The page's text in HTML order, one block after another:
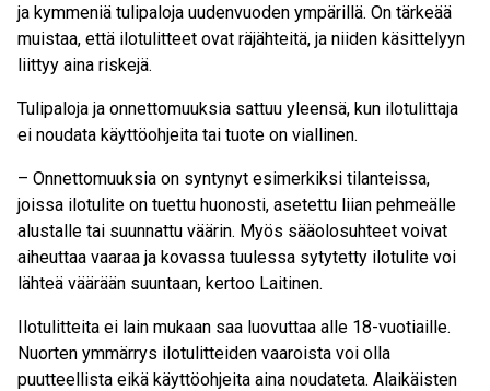
ja kymmeniä tulipaloja uudenvuoden ympärillä. On tärkeää
muistaa, että ilotulitteet ovat räjähteitä, ja niiden käsittelyyn
liittyy aina riskejä.
Tulipaloja ja onnettomuuksia sattuu yleensä, kun ilotulittaja
ei noudata käyttöohjeita tai tuote on viallinen.
– Onnettomuuksia on syntynyt esimerkiksi tilanteissa,
joissa ilotulite on tuettu huonosti, asetettu liian pehmeälle
alustalle tai suunnattu väärin. Myös sääolosuhteet voivat
aiheuttaa vaaraa ja kovassa tuulessa sytytetty ilotulite voi
lähteä väärään suuntaan, kertoo Laitinen.
Ilotulitteita ei lain mukaan saa luovuttaa alle 18-vuotiaille.
Nuorten ymmärrys ilotulitteiden vaaroista voi olla
puutteellista eikä käyttöohjeita aina noudateta. Alaikäisten